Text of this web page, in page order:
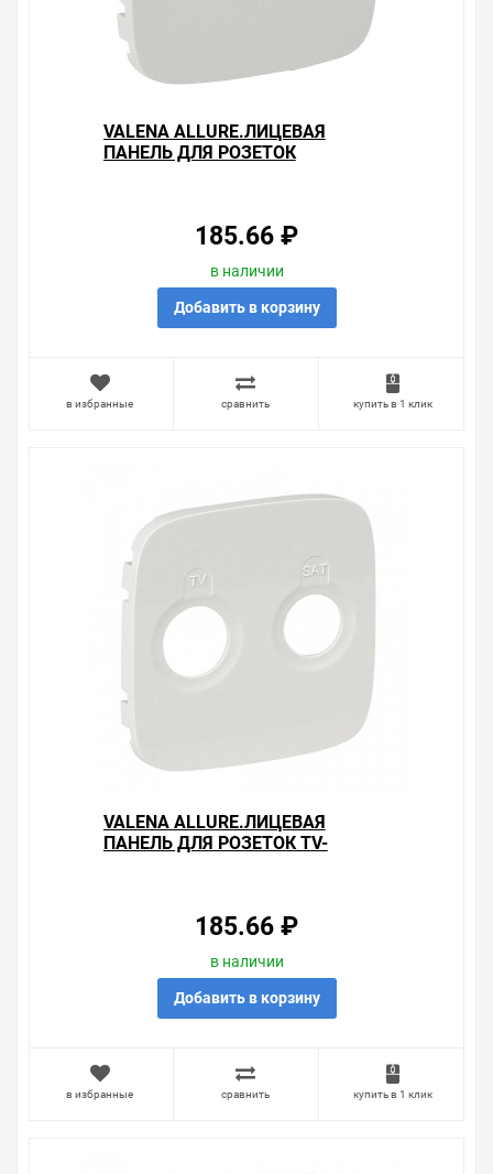
VALENA ALLURE.ЛИЦЕВАЯ
ПАНЕЛЬ ДЛЯ РОЗЕТОК
185.66 ₽
в наличии
Добавить в корзину
в избранные сравнить купить в 1 клик
VALENA ALLURE.ЛИЦЕВАЯ
ПАНЕЛЬ ДЛЯ РОЗЕТОК TV-
185.66 ₽
в наличии
Добавить в корзину
в избранные сравнить купить в 1 клик